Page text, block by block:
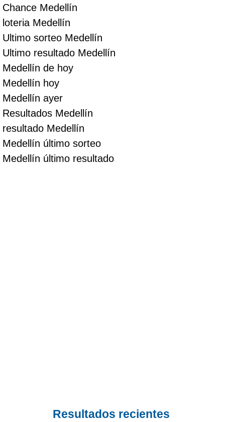
Chance Medellín
loteria Medellín
Ultimo sorteo Medellín
Ultimo resultado Medellín
Medellín de hoy
Medellín hoy
Medellín ayer
Resultados Medellín
resultado Medellín
Medellín último sorteo
Medellín último resultado
Resultados recientes